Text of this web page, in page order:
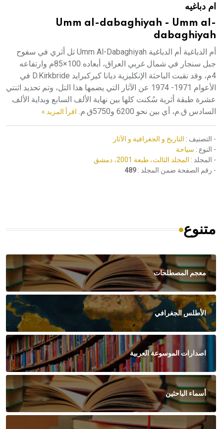
ام دباغيه
Umm al-dabaghiyah - Umm al-
dabaghiyah
أم الدباغية أم الدباغية Umm Al-Dabaghiyah تل أثري في سفوح
جبل سنجار في شمال غربي العراق، أبعاده 100×85م وارتفاعه
4م، وقد نقبت الباحثة الإنكليزية ديانا كيركبرايد D.Kirkbride في
الأعوام 1971- 1974 عن الآثار التي يضمها هذا التل، وتم تحديد اثنتي
عشرة طبقة أثرية سُكنت كلها بين نهاية الألف السابع وبداية الألف
السادس ق.م، أي بين نحو 6200 و5750ق.م.
اقرأ المزيد »
- التصنيف : التاريخ و الجغرافية و الآثار
- النوع : سياحة
- المجلد : المجلد الثالث، طبعة 2001، دمشق
- رقم الصفحة ضمن المجلد : 489
متنوع
معجم المصطلحات
الأطلس الجغرافي
اصدارات الموسوعة العربية
أسماء الباحثين